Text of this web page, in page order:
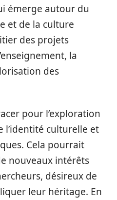
émerge autour du
et de la culture
des projets
la
des
pour l’exploration
l’identité culturelle et
Cela pourrait
nouveaux intérêts
désireux de
leur héritage. En